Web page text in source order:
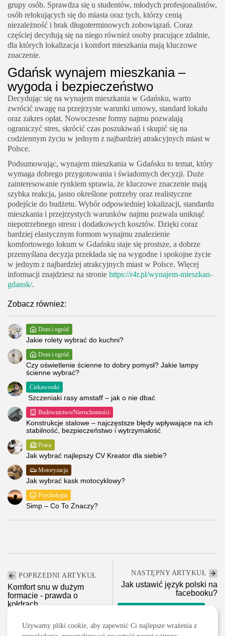
grupy osób. Sprawdza się u studentów, młodych profesjonalistów,
osób relokujących się do miasta oraz tych, którzy cenią
niezależność i brak długoterminowych zobowiązań. Coraz
częściej decydują się na niego również osoby pracujące zdalnie,
dla których lokalizacja i komfort mieszkania mają kluczowe
znaczenie.
Gdańsk wynajem mieszkania –
wygoda i bezpieczeństwo
Decydując się na wynajem mieszkania w Gdańsku, warto
zwrócić uwagę na przejrzyste warunki umowy, standard lokalu
oraz zakres opłat. Nowoczesne formy najmu pozwalają
ograniczyć stres, skrócić czas poszukiwań i skupić się na
codziennym życiu w jednym z najbardziej atrakcyjnych miast w
Polsce.
Podsumowując, wynajem mieszkania w Gdańsku to temat, który
wymaga dobrego przygotowania i świadomych decyzji. Duże
zainteresowanie rynkiem sprawia, że kluczowe znaczenie mają
szybka reakcja, jasno określone potrzeby oraz realistyczne
podejście do budżetu. Wybór odpowiedniej lokalizacji, standardu
mieszkania i przejrzystych warunków najmu pozwala uniknąć
niepotrzebnego stresu i dodatkowych kosztów. Dzięki coraz
bardziej elastycznym formom wynajmu znalezienie
komfortowego lokum w Gdańsku staje się prostsze, a dobrze
przemyślana decyzja przekłada się na wygodne i spokojne życie
w jednym z najbardziej atrakcyjnych miast w Polsce. Więcej
informacji znajdziesz na stronie https://r4r.pl/wynajem-mieszkan-
gdansk/.
Zobacz również:
Dom i ogród
Jakie rolety wybrać do kuchni?
Dom i ogród
Czy oświetlenie ścienne to dobry pomysł? Jakie lampy
ścienne wybrać?
Ciekawostki
Szczeniaki rasy amstaff – jak o nie dbać
Budownictwo/Nieruchomości
Konstrukcje stalowe – najczęstsze błędy wpływające na ich
stabilność, bezpieczeństwo i wytrzymałość
Praca
Jak wybrać najlepszy CV Kreator dla siebie?
Motoryzacja
Jak wybrać kask motocyklowy?
Psychologia
Simp – Co To Znaczy?
POPRZEDNI ARTYKUŁ
Komfort snu w dużym
formacie - prawda o
kołdrach...
NASTĘPNY ARTYKUŁ
Jak ustawić język polski na
facebooku?
Technologia
Używamy pliki cookie, aby zapewnić Ci najlepsze wrażenia z